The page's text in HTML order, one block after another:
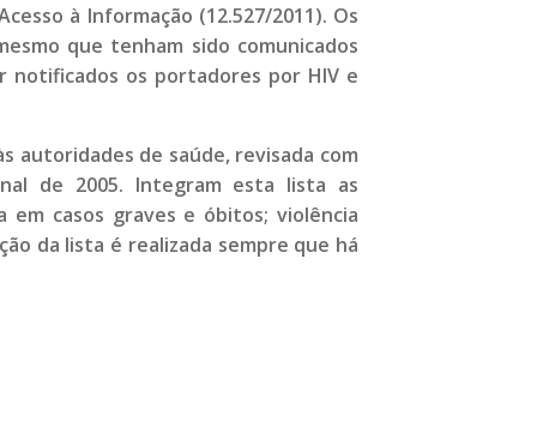
à Informação (12.527/2011). Os
que tenham sido comunicados
notificados os portadores por HIV e
autoridades de saúde, revisada com
de 2005. Integram esta lista as
casos graves e óbitos; violência
da lista é realizada sempre que há